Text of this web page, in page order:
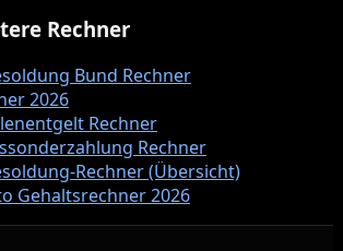
Rechner
Bund Rechner
2026
Rechner
Rechner
Rechner (Übersicht)
Gehaltsrechner 2026